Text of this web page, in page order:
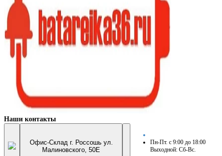
Наши контакты
Офис-Склад г. Россошь ул.
Малиновского, 50Е
Пн-Пт. с 9:00 до 18:00
Выходной: Сб-Вс.